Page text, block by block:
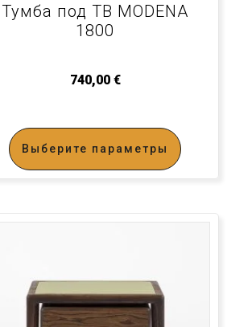
Тумба под ТВ MODENA
1800
740,00 €
Выберите параметры